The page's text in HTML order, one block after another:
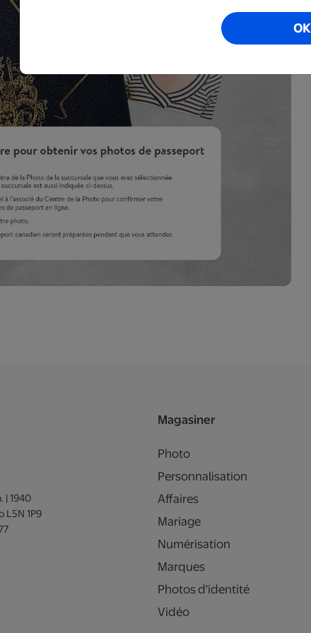
| 1940
L5N 1P9
Magasiner
Photo
Personnalisation
Affaires
Mariage
Numérisation
Marques
Photos d'identité
Vidéo
OK